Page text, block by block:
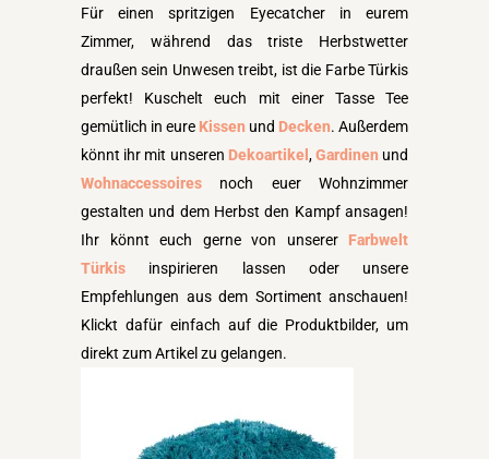
Für einen spritzigen Eyecatcher in eurem
Zimmer, während das triste Herbstwetter
draußen sein Unwesen treibt, ist die Farbe Türkis
perfekt! Kuschelt euch mit einer Tasse Tee
gemütlich in eure Kissen und Decken. Außerdem
könnt ihr mit unseren Dekoartikel ,Gardinen und
Wohnaccessoires noch euer Wohnzimmer
gestalten und dem Herbst den Kampf ansagen!
Ihr könnt euch gerne von unserer Farbwelt
Türkis inspirieren lassen oder unsere
Empfehlungen aus dem Sortiment anschauen!
Klickt dafür einfach auf die Produktbilder, um
direkt zum Artikel zu gelangen.